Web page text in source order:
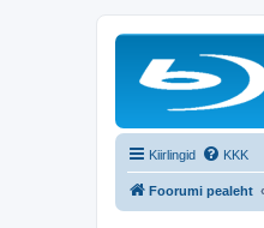
Kiirlingid KKK
Foorumi pealeht